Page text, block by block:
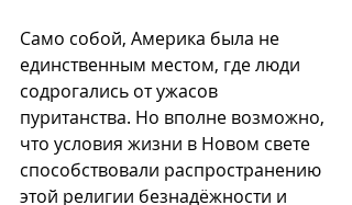
Само собой, Америка была не
единственным местом, где люди
содрогались от ужасов
пуританства. Но вполне возможно,
что условия жизни в Новом свете
способствовали распространению
этой религии безнадёжности и